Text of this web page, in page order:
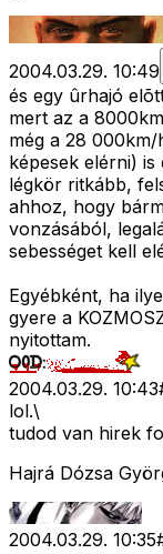
2004.03.29. 10:49
és egy ûrhajó
mert az a
még a 28
képesek elérni)
légkör ritkább,
ahhoz, hogy
vonzásából,
sebességet kell
Egyébként, ha
gyere a
nyitottam.
2004.03.29. 10:43
lol.\
tudod van hirek
Hajrá Dózsa
2004.03.29. 10:35